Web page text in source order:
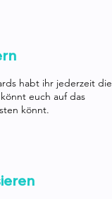
habt ihr jederzeit die
euch auf das
könnt.